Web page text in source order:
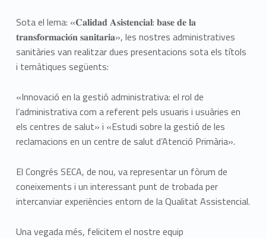
Sota el lema: «𝐂𝐚𝐥𝐢𝐝𝐚𝐝 𝐀𝐬𝐢𝐬𝐭𝐞𝐧𝐜𝐢𝐚𝐥: 𝐛𝐚𝐬𝐞 𝐝𝐞 𝐥𝐚
𝐭𝐫𝐚𝐧𝐬𝐟𝐨𝐫𝐦𝐚𝐜𝐢𝐨́𝐧 𝐬𝐚𝐧𝐢𝐭𝐚𝐫𝐢𝐚», les nostres administratives
sanitàries van realitzar dues presentacions sota els títols
i temàtiques següents:
«Innovació en la gestió administrativa: el rol de
l’administrativa com a referent pels usuaris i usuàries en
els centres de salut» i «Estudi sobre la gestió de les
reclamacions en un centre de salut d’Atenció Primària».
El Congrés SECA, de nou, va representar un fòrum de
coneixements i un interessant punt de trobada per
intercanviar experiències entorn de la Qualitat Assistencial.
Una vegada més, felicitem el nostre equip